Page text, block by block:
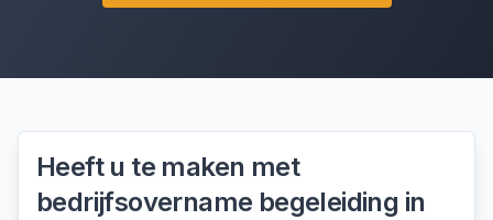
Heeft u te maken met
bedrijfsovername begeleiding in